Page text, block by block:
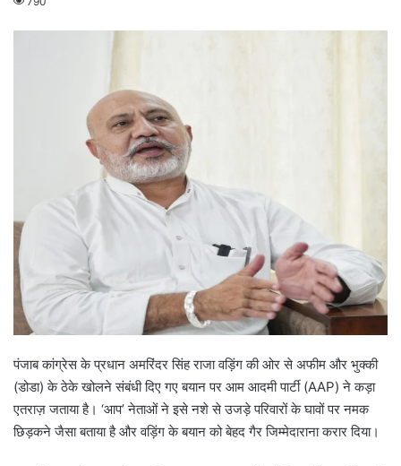
पंजाब कांग्रेस के प्रधान अमरिंदर सिंह राजा वड़िंग की ओर से अफीम और भुक्की
(डोडा) के ठेके खोलने संबंधी दिए गए बयान पर आम आदमी पार्टी (AAP) ने कड़ा
एतराज़ जताया है। ‘आप’ नेताओं ने इसे नशे से उजड़े परिवारों के घावों पर नमक
छिड़कने जैसा बताया है और वड़िंग के बयान को बेहद गैर जिम्मेदाराना करार दिया।